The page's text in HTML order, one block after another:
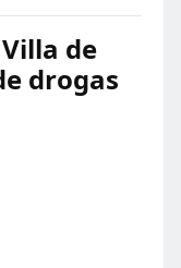
de
drogas